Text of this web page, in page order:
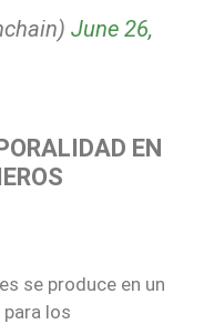
June 26,
EN
se produce en un
los